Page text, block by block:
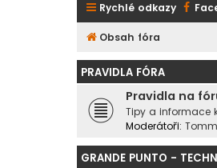
Rychlé odkazy
Obsah fóra
PRAVIDLA FÓRA
Pravidla na
Tipy a informace
Moderátoři:
GRANDE PUNTO -